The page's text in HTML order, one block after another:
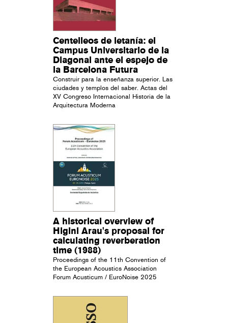
Centelleos de letanía: el
Campus Universitario de la
Diagonal ante el espejo de
la Barcelona Futura
Construir para la enseñanza superior. Las
ciudades y templos del saber. Actas del
XV Congreso Internacional Historia de la
Arquitectura Moderna
A historical overview of
Higini Arau's proposal for
calculating reverberation
time (1988)
Proceedings of the 11th Convention of
the European Acoustics Association
Forum Acusticum / EuroNoise 2025